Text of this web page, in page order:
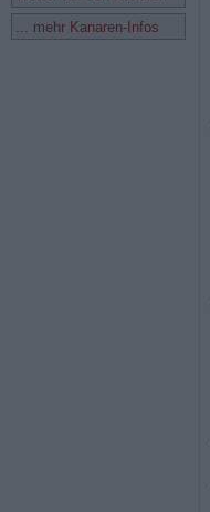
... mehr Kanaren-Infos